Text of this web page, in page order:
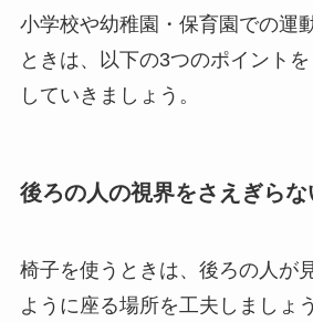
小学校や幼稚園・保育園での運
ときは、以下の3つのポイント
していきましょう。
後ろの人の視界をさえぎらな
椅子を使うときは、後ろの人が
ように座る場所を工夫しましょう